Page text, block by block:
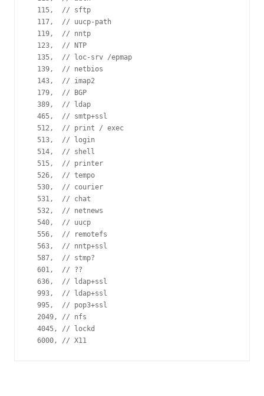
  115,  // sftp
  117,  // uucp-path
  119,  // nntp
  123,  // NTP
  135,  // loc-srv /epmap
  139,  // netbios
  143,  // imap2
  179,  // BGP
  389,  // ldap
  465,  // smtp+ssl
  512,  // print / exec
  513,  // login
  514,  // shell
  515,  // printer
  526,  // tempo
  530,  // courier
  531,  // chat
  532,  // netnews
  540,  // uucp
  556,  // remotefs
  563,  // nntp+ssl
  587,  // stmp?
  601,  // ??
  636,  // ldap+ssl
  993,  // ldap+ssl
  995,  // pop3+ssl
  2049, // nfs
  4045, // lockd
  6000, // X11